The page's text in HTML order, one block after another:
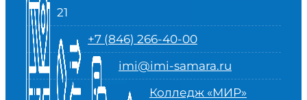
21
+7 (846) 266-40-00
imi@imi-samara.ru
Колледж «МИР»